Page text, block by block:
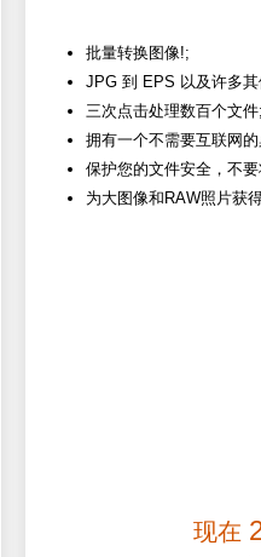
批量转换图像!;
JPG 到 EPS 以及许多
三次点击处理数百个文件;
拥有一个不需要互联网
保护您的文件安全，不
为大图像和RAW照片获
现在